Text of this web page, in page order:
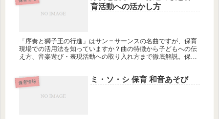
育活動への活かし方
「序奏と獅子王の行進」はサン＝サーンスの名曲ですが、保育
現場での活用法を知っていますか？曲の特徴から子どもへの伝
え方、音楽遊び・表現活動への取り入れ方まで徹底解説。保育
保育情報 ミ・ソ・シ 保育 和音あそび